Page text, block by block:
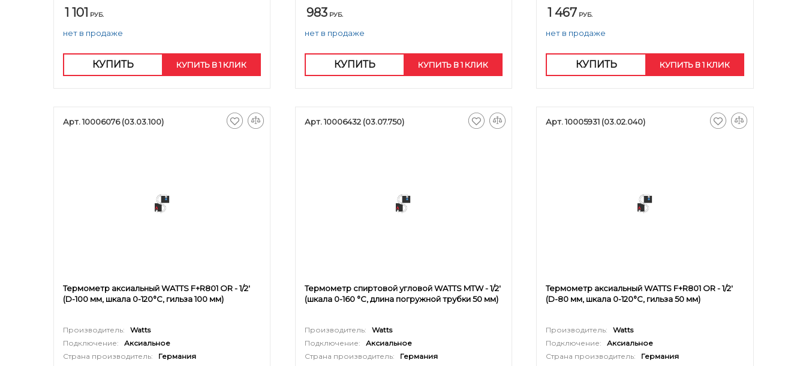
1 101 РУБ.
нет в продаже
КУПИТЬ КУПИТЬ В 1 КЛИК
983 РУБ.
нет в продаже
КУПИТЬ КУПИТЬ В 1 КЛИК
1 467 РУБ.
нет в продаже
КУПИТЬ КУПИТЬ В 1 КЛИК
Арт. 10006076 (03.03.100)
Термометр аксиальный WATTS F+R801 OR - 1/2'
(D-100 мм, шкала 0-120°C, гильза 100 мм)
Производитель:
Watts
Подключение:
Аксиальное
Страна производитель:
Германия
Арт. 10006432 (03.07.750)
Термометр спиртовой угловой WATTS MTW - 1/2'
(шкала 0-160 °C, длина погружной трубки 50 мм)
Производитель:
Watts
Подключение:
Аксиальное
Страна производитель:
Германия
Арт. 10005931 (03.02.040)
Термометр аксиальный WATTS F+R801 OR - 1/2'
(D-80 мм, шкала 0-120°C, гильза 50 мм)
Производитель:
Watts
Подключение:
Аксиальное
Страна производитель:
Германия